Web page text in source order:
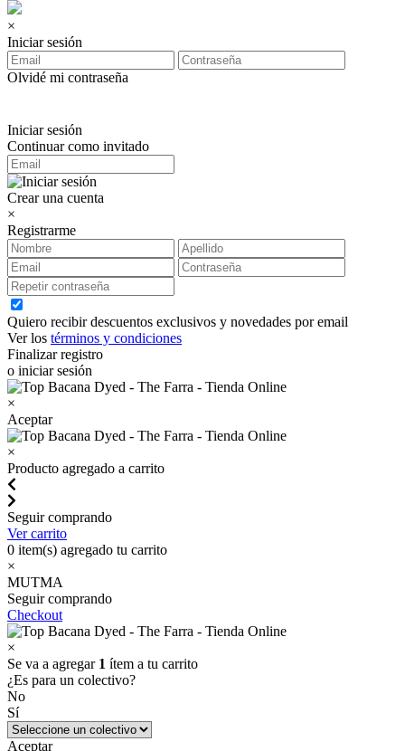
×
Iniciar sesión
Olvidé mi contraseña
Iniciar sesión
Continuar como invitado
Crear una cuenta
×
Registrarme
Quiero recibir descuentos exclusivos y novedades por email
Ver los términos y condiciones
Finalizar registro
o iniciar sesión
×
Aceptar
×
Producto agregado a carrito
Seguir comprando
Ver carrito
0 item(s) agregado tu carrito
×
MUTMA
Seguir comprando
Checkout
×
Se va a agregar 1 ítem a tu carrito
¿Es para un colectivo?
No
Sí
Aceptar